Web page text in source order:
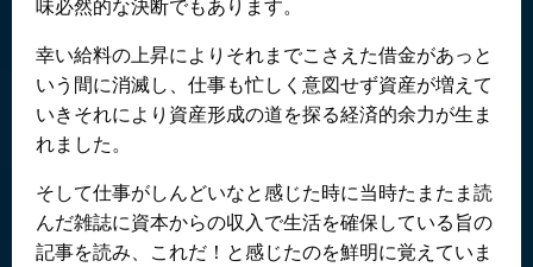
味必然的な決断でもあります。
幸い給料の上昇によりそれまでこさえた借金があっと
いう間に消滅し、仕事も忙しく意図せず資産が増えて
いきそれにより資産形成の道を探る経済的余力が生ま
れました。
そして仕事がしんどいなと感じた時に当時たまたま読
んだ雑誌に資本からの収入で生活を確保している旨の
記事を読み、これだ！と感じたのを鮮明に覚えていま